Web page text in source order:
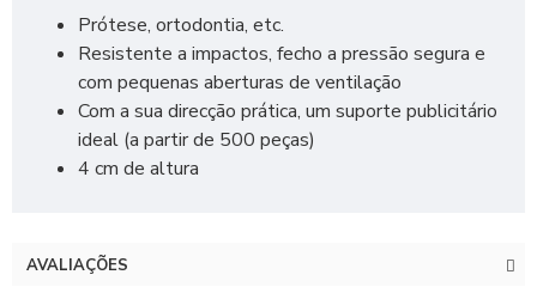
Prótese, ortodontia, etc.
Resistente a impactos, fecho a pressão segura e
com pequenas aberturas de ventilação
Com a sua direcção prática, um suporte publicitário
ideal (a partir de 500 peças)
4 cm de altura
AVALIAÇÕES